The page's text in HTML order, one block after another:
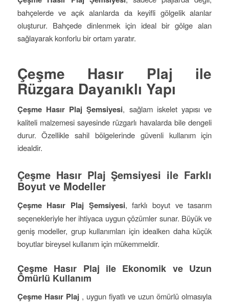
bahçelerde ve açık alanlarda da keyifli gölgelik alanlar
oluşturur. Bahçede dinlenmek için ideal bir gölge alan
sağlayarak konforlu bir ortam yaratır.
Çeşme Hasır Plaj ile
Rüzgara Dayanıklı Yapı
Çeşme Hasır Plaj Şemsiyesi, sağlam iskelet yapısı ve
kaliteli malzemesi sayesinde rüzgarlı havalarda bile dengeli
durur. Özellikle sahil bölgelerinde güvenli kullanım için
idealdir.
Çeşme Hasır Plaj Şemsiyesi ile Farklı
Boyut ve Modeller
Çeşme Hasır Plaj Şemsiyesi, farklı boyut ve tasarım
seçenekleriyle her ihtiyaca uygun çözümler sunar. Büyük ve
geniş modeller, grup kullanımları için idealken daha küçük
boyutlar bireysel kullanım için mükemmeldir.
Çeşme Hasır Plaj ile Ekonomik ve Uzun
Ömürlü Kullanım
Çeşme Hasır Plaj , uygun fiyatlı ve uzun ömürlü olmasıyla